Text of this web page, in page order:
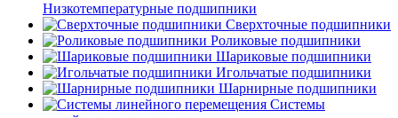
Низкотемпературные подшипники
Сверхточные подшипники
Роликовые подшипники
Шариковые подшипники
Игольчатые подшипники
Шарнирные подшипники
Системы